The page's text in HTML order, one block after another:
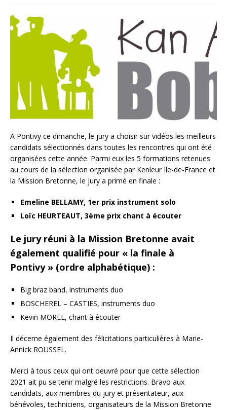
A Pontivy ce dimanche, le jury a choisir sur vidéos les meilleurs
candidats sélectionnés dans toutes les rencontres qui ont été
organisées cette année. Parmi eux les 5 formations retenues
au cours de la sélection organisée par Kenleur Ile-de-France et
la Mission Bretonne, le jury a primé en finale :
Emeline BELLAMY, 1er prix instrument solo
Loïc HEURTEAUT, 3ème prix chant à écouter
Le jury réuni à la Mission Bretonne avait
également qualifié pour « la finale à
Pontivy » (ordre alphabétique) :
Big braz band, instruments duo
BOSCHEREL – CASTIES, instruments duo
Kevin MOREL, chant à écouter
Il décerne également des félicitations particulières à Marie-
Annick ROUSSEL.
Merci à tous ceux qui ont oeuvré pour que cette sélection
2021 ait pu se tenir malgré les restrictions. Bravo aux
candidats, aux membres du jury et présentateur, aux
bénévoles, techniciens, organisateurs de la Mission Bretonne